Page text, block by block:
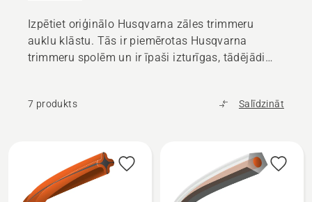
Izpētiet oriģinālo Husqvarna zāles trimmeru
auklu klāstu. Tās ir piemērotas Husqvarna
trimmeru spolēm un ir īpaši izturīgas, tādējādi
7 produkts Salīdzināt
produkti